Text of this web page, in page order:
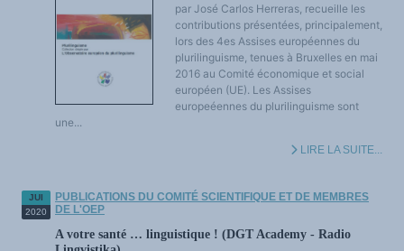
par José Carlos Herreras, recueille les
contributions présentées, principalement,
lors des 4es Assises européennes du
plurilinguisme, tenues à Bruxelles en mai
2016 au Comité économique et social
européen (UE). Les Assises
europeéennes du plurilinguisme sont
une...
LIRE LA SUITE...
JUI
2020
PUBLICATIONS DU COMITÉ SCIENTIFIQUE ET DE MEMBRES
DE L'OEP
A votre santé … linguistique ! (DGT Academy - Radio